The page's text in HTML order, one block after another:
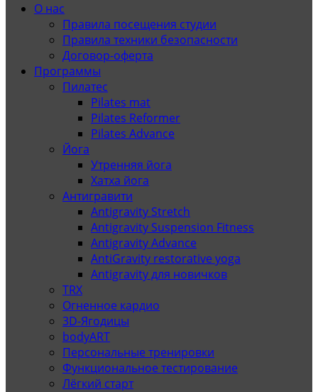
О нас
Правила посещения студии
Правила техники безопасности
Договор-оферта
Программы
Пилатес
Pilates mat
Pilates Reformer
Pilates Advance
Йога
Утренняя йога
Хатха йога
Антигравити
Antigravity Stretch
Antigravity Suspension Fitness
Antigravity Advance
AntiGravity restorative yoga
Antigravity для новичков
TRX
Огненное кардио
3D-Ягодицы
bodyART
Персональные тренировки
Функциональное тестирование
Лёгкий старт